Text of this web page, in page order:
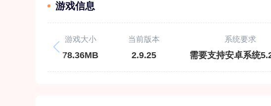
游戏信息
游戏大小
78.36MB
当前版本
2.9.25
系统要求
需要支持安卓系统